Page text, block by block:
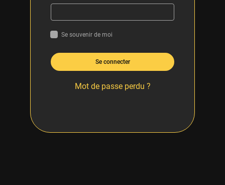
Se souvenir de moi
Se connecter
Mot de passe perdu ?